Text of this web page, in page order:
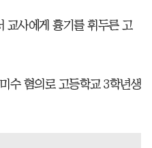
교사에게 흉기를 휘두른 고
수 혐의로 고등학교 3학년생